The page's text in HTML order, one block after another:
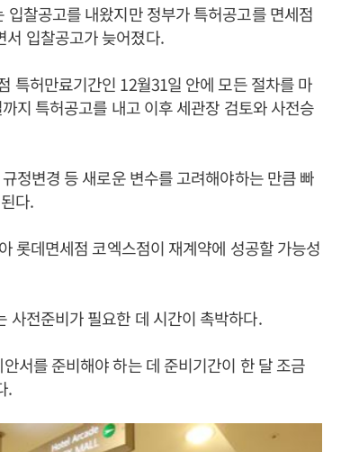
찰공고를 내왔지만 정부가 특허공고를 면세점
입찰공고가 늦어졌다.
특허만료기간인 12월31일 안에 모든 절차를 마
지 특허공고를 내고 이후 세관장 검토와 사전승
정변경 등 새로운 변수를 고려해야하는 만큼 빠
다.
롯데면세점 코엑스점이 재계약에 성공할 가능성
사전준비가 필요한 데 시간이 촉박하다.
서를 준비해야 하는 데 준비기간이 한 달 조금
.